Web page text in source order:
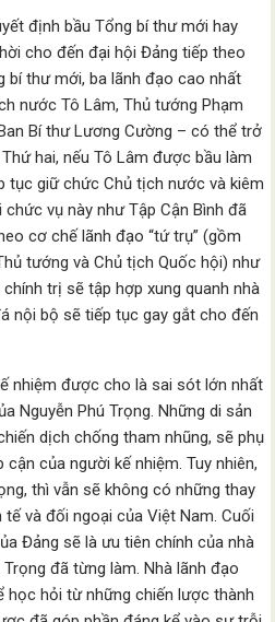
định bầu Tổng bí thư mới hay
cho đến đại hội Đảng tiếp theo
bí thư mới, ba lãnh đạo cao nhất
nước Tô Lâm, Thủ tướng Phạm
Bí thư Lương Cường – có thể trở
hai, nếu Tô Lâm được bầu làm
tục giữ chức Chủ tịch nước và kiêm
vụ này như Tập Cận Bình đã
cơ chế lãnh đạo “tứ trụ” (gồm
tướng và Chủ tịch Quốc hội) như
trị sẽ tập hợp xung quanh nhà
nội bộ sẽ tiếp tục gay gắt cho đến
nhiệm được cho là sai sót lớn nhất
Nguyễn Phú Trọng. Những di sản
dịch chống tham nhũng, sẽ phụ
của người kế nhiệm. Tuy nhiên,
thì vẫn sẽ không có những thay
và đối ngoại của Việt Nam. Cuối
Đảng sẽ là ưu tiên chính của nhà
đã từng làm. Nhà lãnh đạo
học hỏi từ những chiến lược thành